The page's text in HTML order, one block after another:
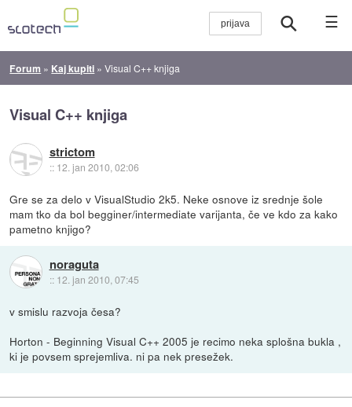
☰
Forum » Kaj kupiti »Visual C++ knjiga
Visual C++ knjiga
strictom
:: 12. jan 2010, 02:06
Gre se za delo v VisualStudio 2k5. Neke osnove iz srednje šole
mam tko da bol begginer/intermediate varijanta, če ve kdo za kako
pametno knjigo?
noraguta
:: 12. jan 2010, 07:45
v smislu razvoja česa?
Horton - Beginning Visual C++ 2005 je recimo neka splošna bukla ,
ki je povsem sprejemliva. ni pa nek presežek.